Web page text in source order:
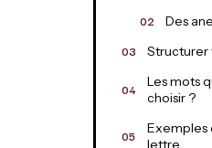
Des
Structurer
Les mots
choisir ?
Exemples
lettre